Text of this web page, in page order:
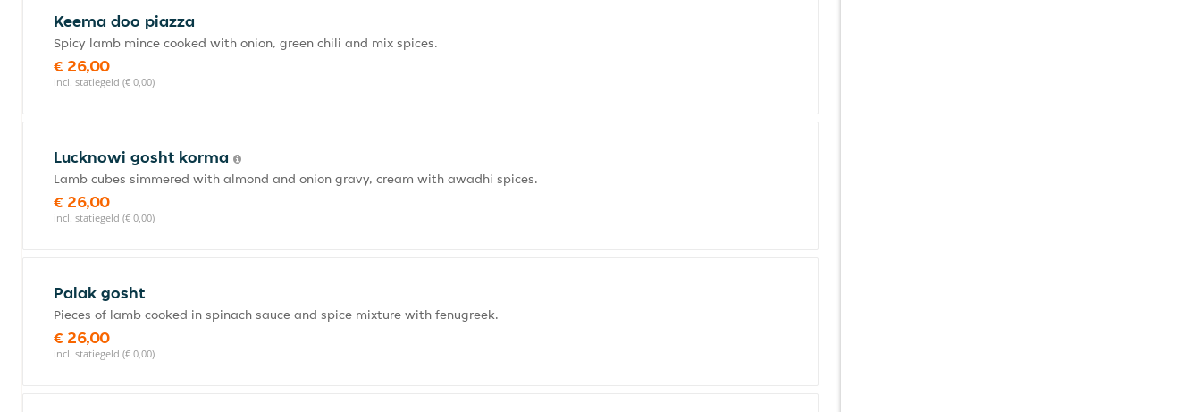
Keema doo piazza
Spicy lamb mince cooked with onion, green chili and mix spices.
€ 26,00
incl. statiegeld (€ 0,00)
Lucknowi gosht korma
Lamb cubes simmered with almond and onion gravy, cream with awadhi spices.
€ 26,00
incl. statiegeld (€ 0,00)
Palak gosht
Pieces of lamb cooked in spinach sauce and spice mixture with fenugreek.
€ 26,00
incl. statiegeld (€ 0,00)